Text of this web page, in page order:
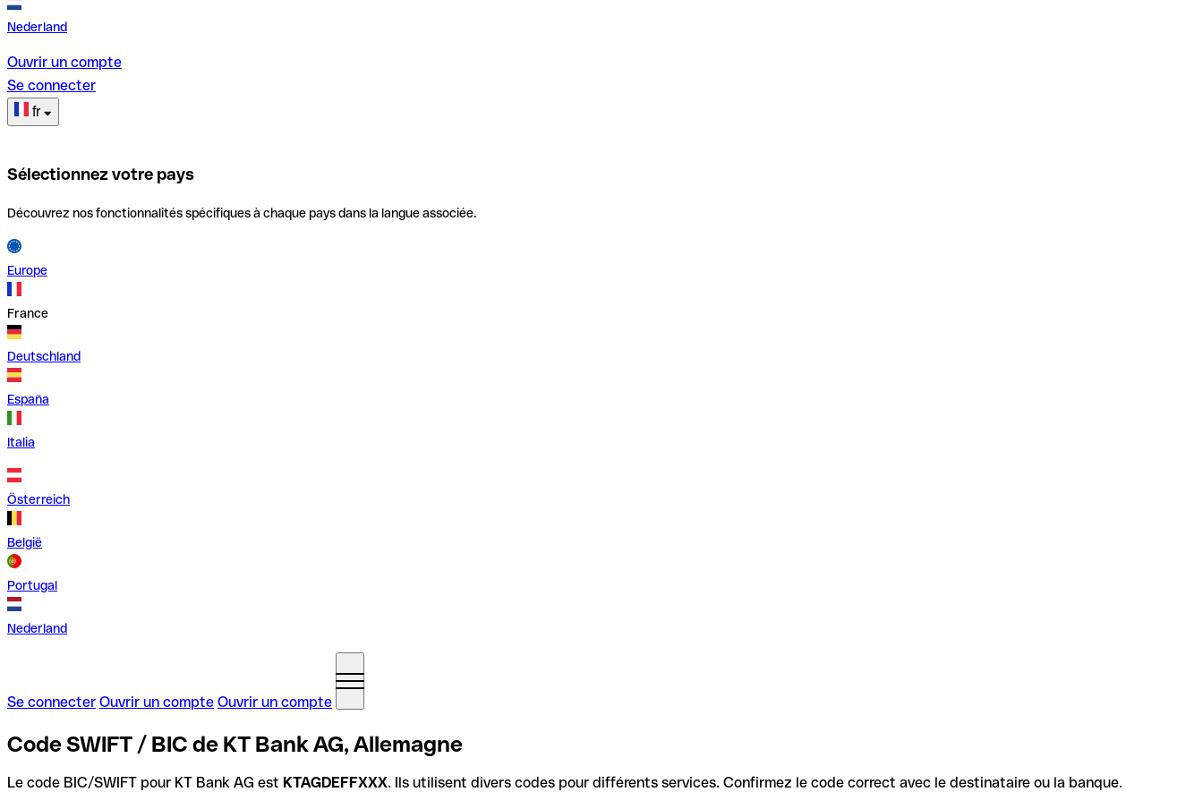
Nederland
Ouvrir un compte
Se connecter
fr
Sélectionnez votre pays
Découvrez nos fonctionnalités spécifiques à chaque pays dans la langue associée.
Europe
France
Deutschland
España
Italia
Österreich
België
Portugal
Nederland
Se connecter Ouvrir un compte Ouvrir un compte
Code SWIFT / BIC de KT Bank AG, Allemagne
Le code BIC/SWIFT pour KT Bank AG est KTAGDEFFXXX. Ils utilisent divers codes pour différents services. Confirmez le code correct avec le destinataire ou la banque.